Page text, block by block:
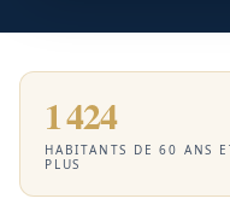
1 424
HABITANTS DE 60 ANS
PLUS